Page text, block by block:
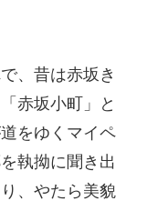
、昔は赤坂き
赤坂小町」と
をゆくマイペ
執拗に聞き出
、やたら美貌